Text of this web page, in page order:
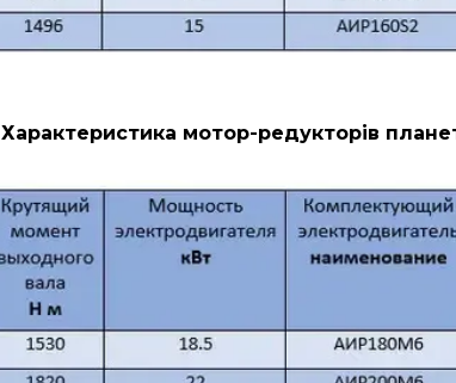
Характеристика мотор-редукторів